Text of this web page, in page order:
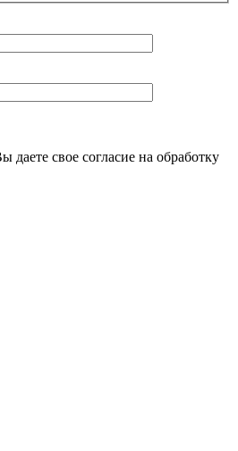
свое согласие на обработку